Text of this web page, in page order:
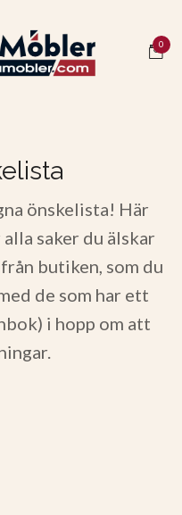
0
önskelista! Här
saker du älskar
butiken, som du
de som har ett
i hopp om att